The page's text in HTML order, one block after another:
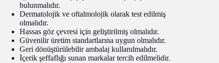
bulunmalıdır.
Dermatolojik ve oftalmolojik olarak test edilmiş
olmalıdır.
Hassas göz çevresi için geliştirilmiş olmalıdır.
Güvenilir üretim standartlarına uygun olmalıdır.
Geri dönüştürülebilir ambalaj kullanılmalıdır.
İçerik şeffaflığı sunan markalar tercih edilmelidir.